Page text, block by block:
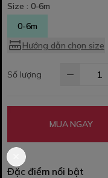
Size : 0-6m
0-6m
Hướng dẫn chọn size
Số lượng
MUA NGAY
Đặc điểm nổi bật